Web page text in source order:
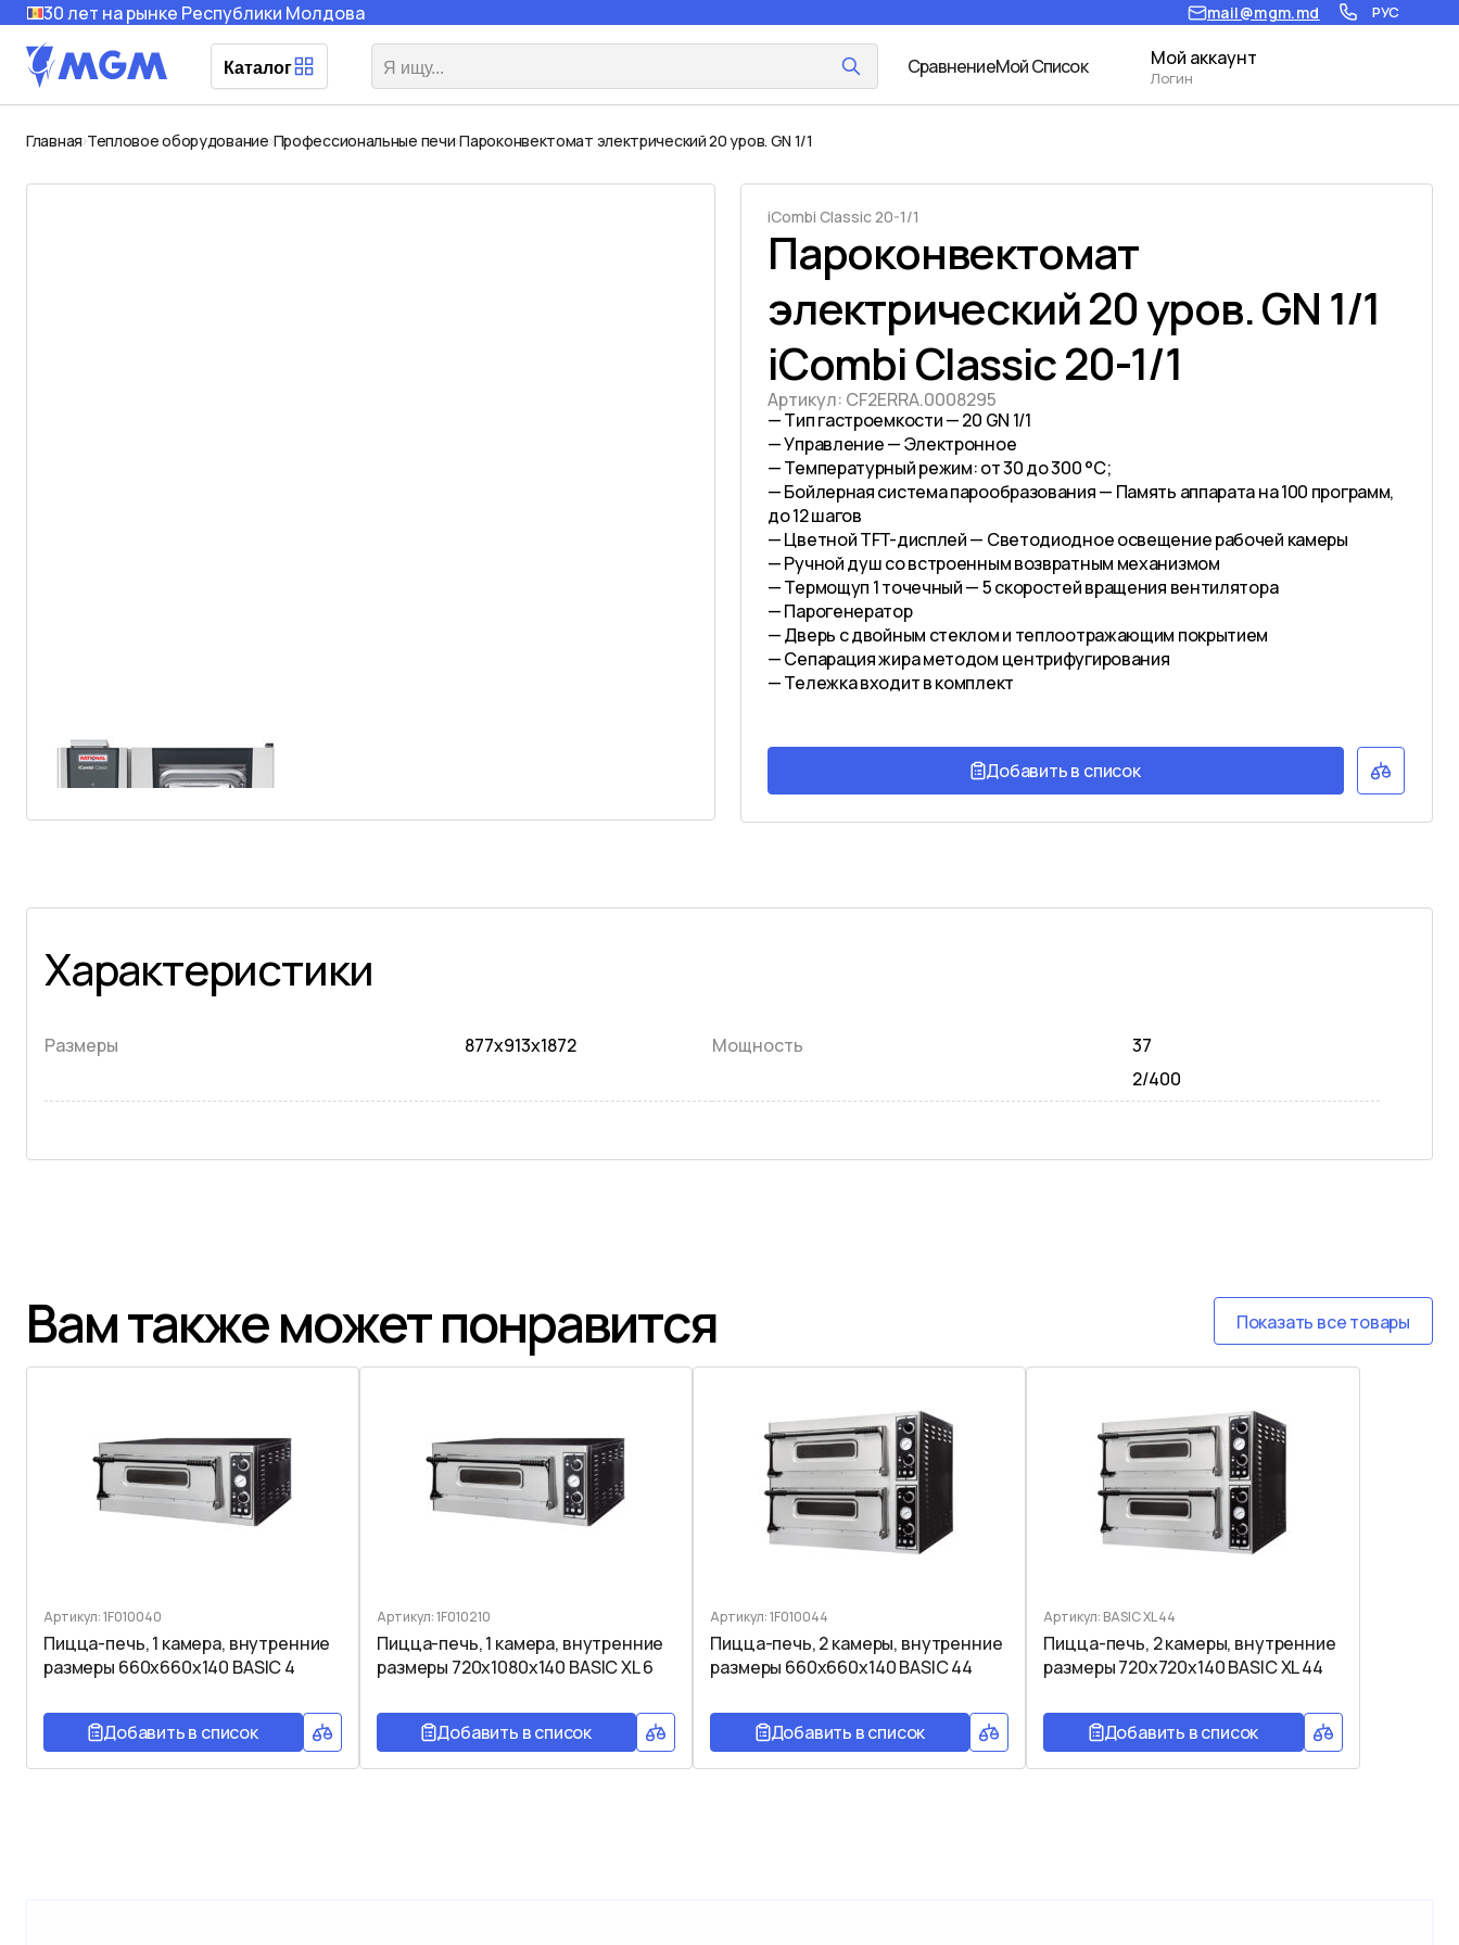
30 лет на рынке Республики Молдова mail@mgm.md РУС
Каталог СравнениеМой Список Мой аккаунт
Логин
Главная Тепловое оборудование Профессиональные печи Пароконвектомат электрический 20 уров. GN 1/1
iCombi Classic 20-1/1
Пароконвектомат
электрический 20 уров. GN 1/1
iCombi Classic 20-1/1
Артикул: CF2ERRA.0008295
— Тип гастроемкости — 20 GN 1/1
— Управление — Электронное
— Температурный режим: от 30 до 300 °С;
— Бойлерная система парообразования — Память аппарата на 100 программ,
до 12 шагов
— Цветной TFT-дисплей — Светодиодное освещение рабочей камеры
— Ручной душ со встроенным возвратным механизмом
— Термощуп 1 точечный — 5 скоростей вращения вентилятора
— Парогенератор
— Дверь с двойным стеклом и теплоотражающим покрытием
— Сепарация жира методом центрифугирования
— Тележка входит в комплект
Добавить в список
Характеристики
Размеры 877x913x1872 Мощность
37
2/400
Вам также может понравится Показать все товары
Артикул: 1F010040
Пицца-печь, 1 камера, внутренние
размеры 660x660x140 BASIC 4
Добавить в список
Артикул: 1F010210
Пицца-печь, 1 камера, внутренние
размеры 720x1080x140 BASIC XL 6
Добавить в список
Артикул: 1F010044
Пицца-печь, 2 камеры, внутренние
размеры 660x660x140 BASIC 44
Добавить в список
Артикул: BASIC XL 44
Пицца-печь, 2 камеры, внутренние
размеры 720x720x140 BASIC XL 44
Добавить в список